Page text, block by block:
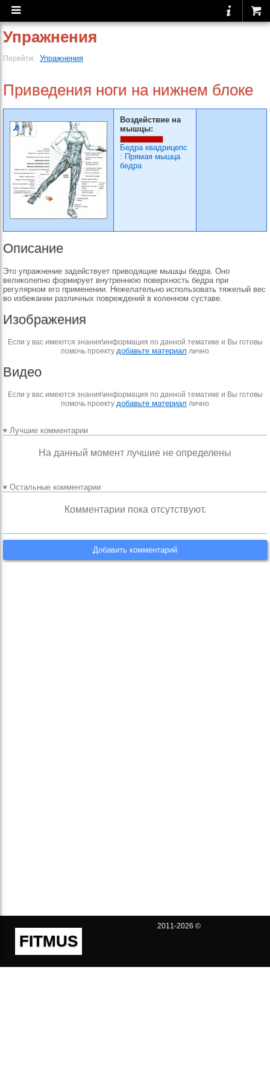
Упражнения
Перейти: Упражнения
Приведения ноги на нижнем блоке
Воздействие на
мышцы:
Бедра квадрицепс
: Прямая мышца
бедра
Описание
Это упражнение задействует приводящие мышцы бедра. Оно
великолепно формирует внутреннюю поверхность бедра при
регулярном его применении. Нежелательно использовать тяжелый вес
во избежании различных повреждений в коленном суставе.
Изображения
Если у вас имеются знания\информация по данной тематике и Вы готовы
помочь проекту добавьте материал лично
Видео
Если у вас имеются знания\информация по данной тематике и Вы готовы
помочь проекту добавьте материал лично
▾ Лучшие комментарии
На данный момент лучшие не определены
▾ Остальные комментарии
Комментарии пока отсутствуют.
Добавить комментарий
FITMUS
2011-2026 ©